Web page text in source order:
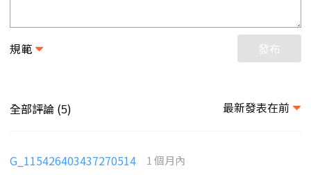
規範 發布
全部評論 (5) 最新發表在前
G_115426403437270514 1 個月內